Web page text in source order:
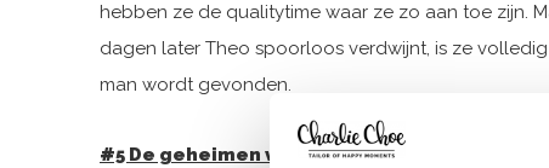
hebben ze de qualitytime waar ze zo aan toe zijn.
dagen later Theo spoorloos verdwijnt, is ze
man wordt gevonden.
#5 De geheimen van de kostschool – Lucinda